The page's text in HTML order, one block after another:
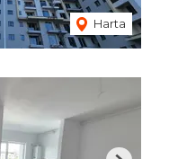
Harta